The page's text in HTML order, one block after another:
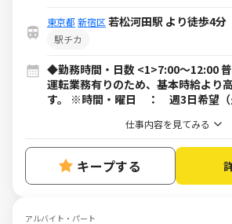
東京都 新宿区 若松河田駅 より徒歩4分
駅チカ
◆勤務時間・日数 <1>7:00～12:00
運転業務有りのため、基本時給より
す。 ※時間・曜日 ： 週3日希望（
仕事内容を見てみる
キープする
アルバイト・パート